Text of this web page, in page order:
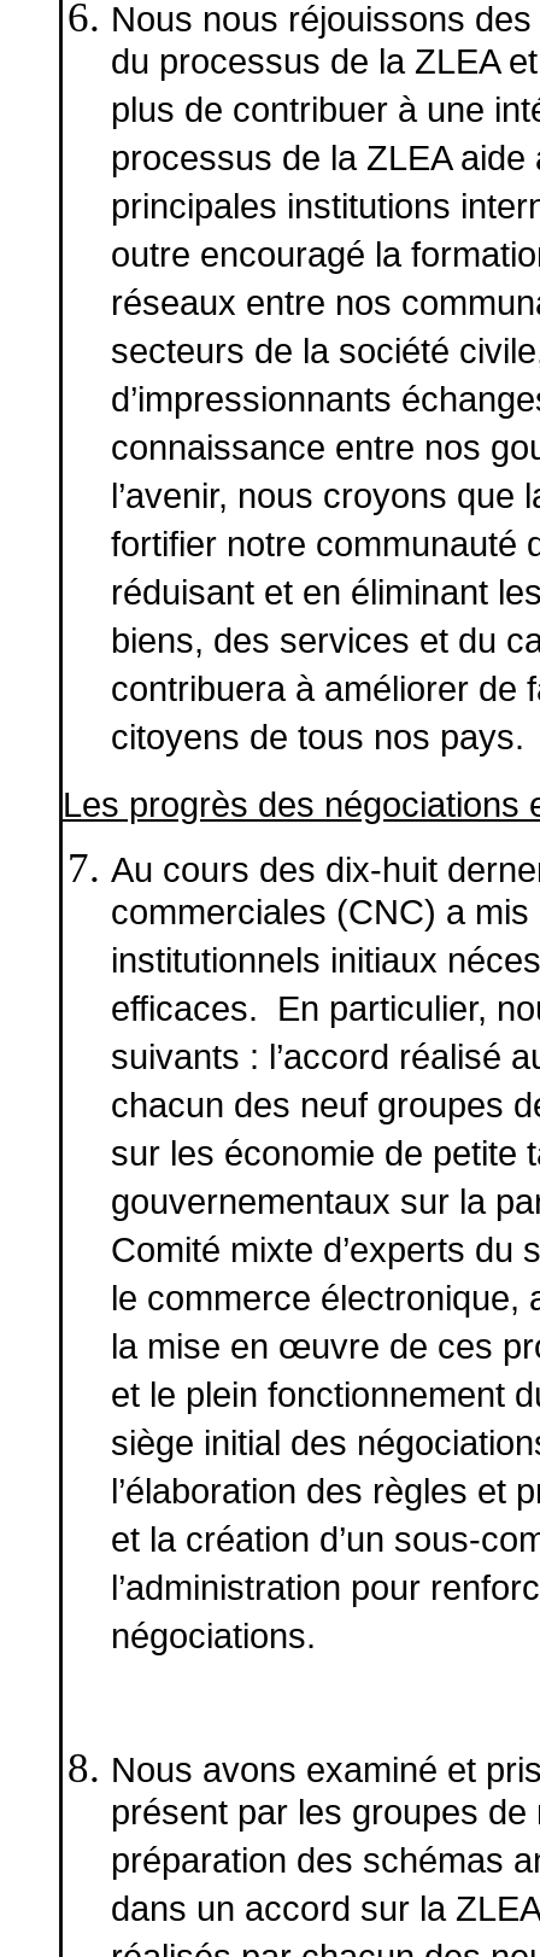
Nous nous réjouissons
du processus de la ZLEA
plus de contribuer à une
processus de la ZLEA
principales institutions
outre encouragé la
réseaux entre nos
secteurs de la société
d’impressionnants
connaissance entre nos
l’avenir, nous croyons que
fortifier notre communauté
réduisant et en éliminant
biens, des services et du
contribuera à améliorer de
citoyens de tous nos pays.
Les progrès des négociations
Au cours des dix-huit
commerciales (CNC) a
institutionnels initiaux
efficaces. En particulier,
suivants : l’accord réalisé
chacun des neuf groupes
sur les économie de petite
gouvernementaux sur la
Comité mixte d’experts
le commerce électronique,
la mise en œuvre de ces
et le plein fonctionnement
siège initial des
l’élaboration des règles et
et la création d’un sous-
l’administration pour
négociations.
Nous avons examiné et
présent par les groupes
préparation des schémas
dans un accord sur la